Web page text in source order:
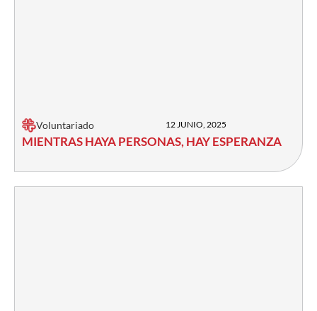
Voluntariado 12 JUNIO, 2025
MIENTRAS HAYA PERSONAS, HAY ESPERANZA